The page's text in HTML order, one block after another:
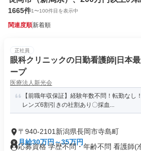
1665件1〜100件目を表示中
関連度順新着順
正社員
眼科クリニックの日勤看護師|日本
ープ
医療法人新光会
【前職年収保証】経験年数不問！転勤なし
レンズ6割引きの社割あり〇採血...
〒940-2101新潟県長岡市寺島町
月給30万円～35万円
応募資格 学歴不問・年齢不問 看護師